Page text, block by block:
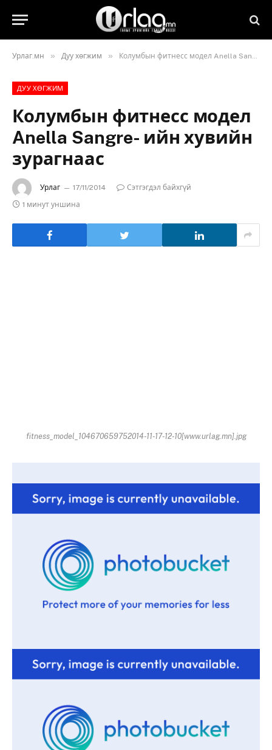
Урлаг.мн » Дуу хөгжим » Колумбын фитнесс модел Anella Sangre- ийн хувийн зурагнаас
ДУУ ХӨГЖИМ
Колумбын фитнесс модел
Anella Sangre- ийн хувийн
зурагнаас
Урлаг 17/11/2014
Сэтгэгдэл байхгүй
1 минут уншина
fitness_model_104670659752014-11-17-12-10[www.urlag.mn].jpg